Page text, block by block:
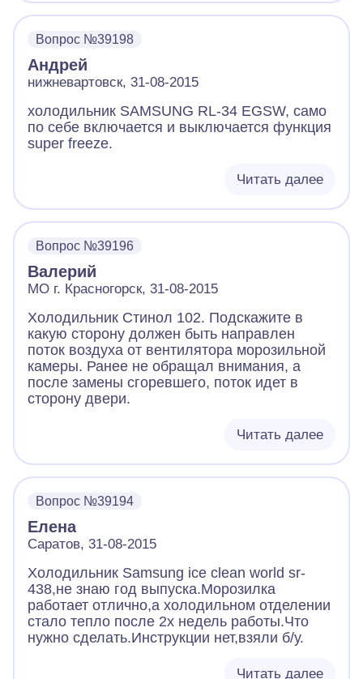
Вопрос №39198
Андрей
нижневартовск, 31-08-2015
холодильник SAMSUNG RL-34 EGSW, само
по себе включается и выключается функция
super freeze.
Читать далее
Вопрос №39196
Валерий
МО г. Красногорск, 31-08-2015
Холодильник Стинол 102. Подскажите в
какую сторону должен быть направлен
поток воздуха от вентилятора морозильной
камеры. Ранее не обращал внимания, а
после замены сгоревшего, поток идет в
сторону двери.
Читать далее
Вопрос №39194
Елена
Саратов, 31-08-2015
Холодильник Samsung ice clean world sr-
438,не знаю год выпуска.Морозилка
работает отлично,а холодильном отделении
стало тепло после 2х недель работы.Что
нужно сделать.Инструкции нет,взяли б/у.
Читать далее